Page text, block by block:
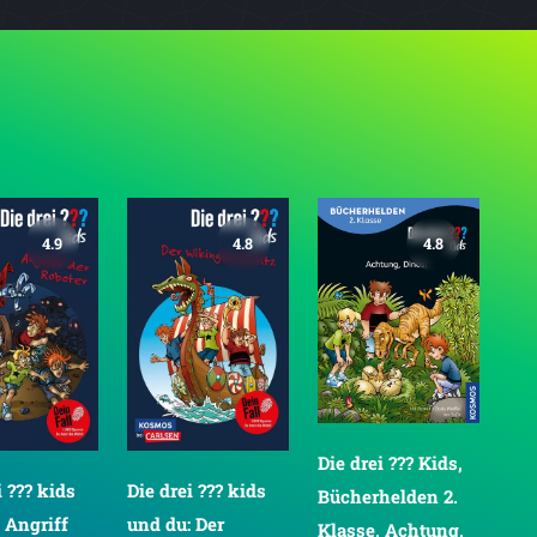
4.9
??? kids
Angriff
4.8
Die drei ??? kids
und du: Der
4.8
Die drei ??? Kids,
Bücherhelden 2.
Klasse, Achtung,